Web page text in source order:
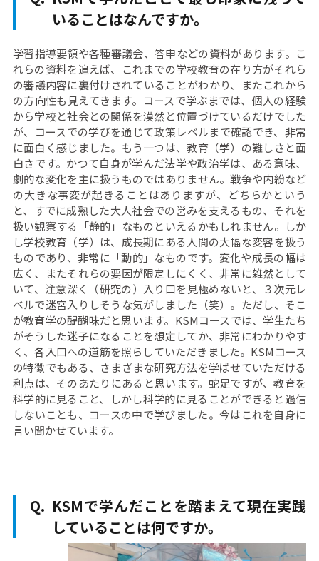
いることはなんですか。
学習指導要領や各種審議会、答申などの資料があります。こ
れらの資料を追えば、これまでの学校教育の在り方がそれら
の審議内容に裏付けされていることがわかり、またこれから
の方向性も見えてきます。コースで学ぶまでは、個人の経験
から学校と社会との関係を漠然と位置づけているだけでした
が、コースでの学びを通じて政策レベルまで確認でき、非常
に面白く感じました。もう一つは、教育（学）の難しさと面
白さです。かつて自身が学んだ法学や政治学は、ある意味、
劇的な変化を主に扱うものではありません。戦争や内紛など
の大きな事変が起きることはありますが、どちらかという
と、すでに成熟した大人社会での営みを支えるもの、それを
扱い観察する「静的」なものといえるかもしれません。しか
し学校教育（学）は、成長期にある人間の大幅な変容を扱う
ものであり、非常に「動的」なものです。変化や成長の幅は
広く、またそれらの要因が限定しにくく、非常に雑然として
いて、注意深く（研究の）入り口を見極めないと、３次元レ
ベルで迷宮入りしそうな気がしました（笑）。ただし、そこ
が教育学の醍醐味だと思います。KSMコースでは、学生たち
がそうした迷子になることを想定してか、非常にわかりやす
く、各入口への道筋を照らしていただきました。KSMコース
の特徴でもある、さまざまな研究方法を学ばせていただける
利点は、そのあたりにあると思います。蛇足ですが、教育を
科学的に見ること、しかし科学的に見ることができると過信
しないことも、コースの中で学びました。今はこれを自身に
言い聞かせています。
KSMで学んだことを踏まえて現在実践
していることは何ですか。